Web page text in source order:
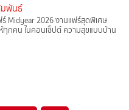
มพันธ์
Midyear 2026 งานแฟร์สุดพิเศษ
ทุกคน ในคอนเซ็ปต์ ความสุขแบบบ้าน